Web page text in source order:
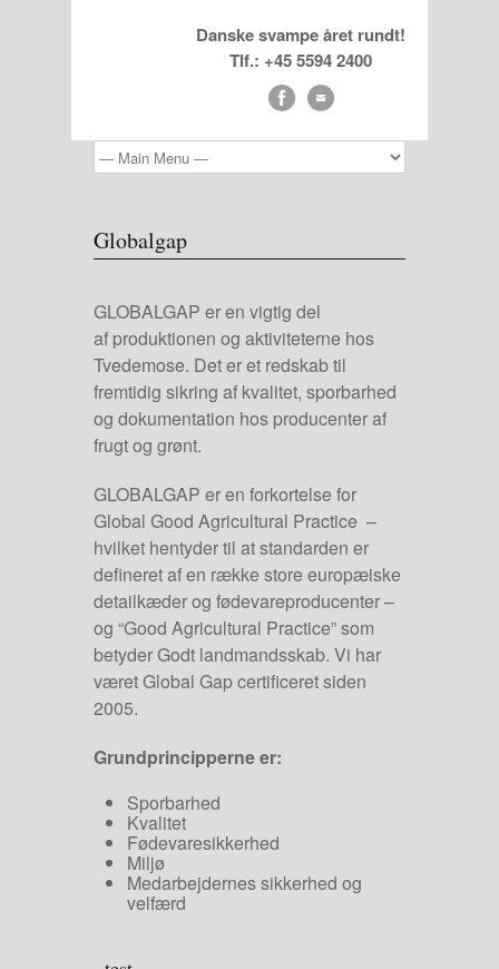
Danske svampe året rundt!
Tlf.: +45 5594 2400
Globalgap
GLOBALGAP er en vigtig del
af produktionen og aktiviteterne hos
Tvedemose. Det er et redskab til
fremtidig sikring af kvalitet, sporbarhed
og dokumentation hos producenter af
frugt og grønt.
GLOBALGAP er en forkortelse for
Global Good Agricultural Practice –
hvilket hentyder til at standarden er
defineret af en række store europæiske
detailkæder og fødevareproducenter –
og “Good Agricultural Practice” som
betyder Godt landmandsskab. Vi har
været Global Gap certificeret siden
2005.
Grundprincipperne er:
Sporbarhed
Kvalitet
Fødevaresikkerhed
Miljø
Medarbejdernes sikkerhed og
velfærd